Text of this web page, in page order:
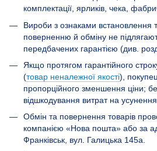
комплектації, ярликів, чека,
Вироби з ознаками встановлення
поверненню й обміну не
передбачених гарантією (див.
Якщо протягом гарантійного
(товар неналежної якості),
пропорційного зменшення ціни;
відшкодування витрат на усунення
Обмін та повернення товарів
компанією «Нова пошта» або за
Франківськ, вул. Галицька 145а.